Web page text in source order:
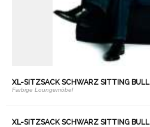
XL-SITZSACK SCHWARZ SITTING BULL
Farbige Loungemöbel
XL-SITZSACK SCHWARZ SITTING BULL